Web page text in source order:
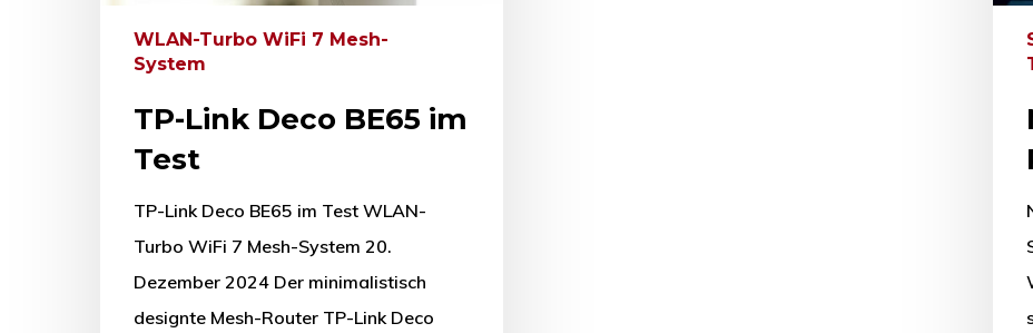
WLAN-Turbo WiFi 7 Mesh-
System
TP-Link Deco BE65 im
Test
TP-Link Deco BE65 im Test WLAN-
Turbo WiFi 7 Mesh-System 20.
Dezember 2024 Der minimalistisch
designte Mesh-Router TP-Link Deco